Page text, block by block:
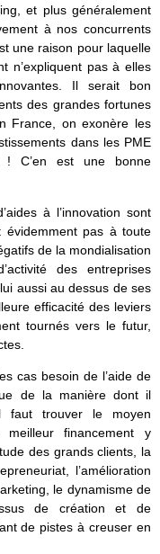
et plus généralement
à nos concurrents
une raison pour laquelle
n’expliquent pas à elles
Il serait bon
des grandes fortunes
France, on exonère les
dans les PME
! C’en est une bonne
à l’innovation sont
évidemment pas à toute
de la mondialisation
des entreprises
aussi au dessus de ses
efficacité des leviers
tournés vers le futur,
cas besoin de l’aide de
de la manière dont il
faut trouver le moyen
meilleur financement y
des grands clients, la
l’amélioration
le dynamisme de
de création et de
de pistes à creuser en